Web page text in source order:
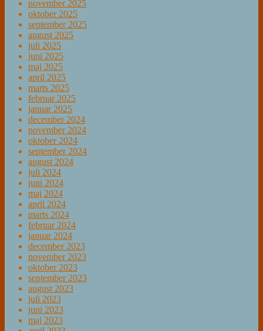
november 2025
oktober 2025
september 2025
august 2025
juli 2025
juni 2025
maj 2025
april 2025
marts 2025
februar 2025
januar 2025
december 2024
november 2024
oktober 2024
september 2024
august 2024
juli 2024
juni 2024
maj 2024
april 2024
marts 2024
februar 2024
januar 2024
december 2023
november 2023
oktober 2023
september 2023
august 2023
juli 2023
juni 2023
maj 2023